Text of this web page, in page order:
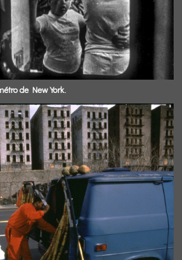
de New York.